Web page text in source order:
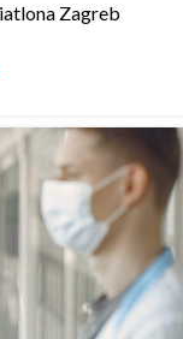
Zagreb